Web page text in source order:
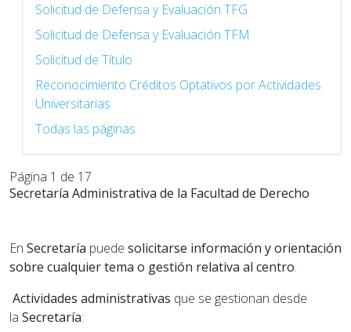
Solicitud de Defensa y Evaluación TFG
Solicitud de Defensa y Evaluación TFM
Solicitud de Título
Reconocimiento Créditos Optativos por Actividades
Universitarias
Todas las páginas
Página 1 de 17
Secretaría Administrativa de la Facultad de Derecho
En Secretaría puede solicitarse información y orientación
sobre cualquier tema o gestión relativa al centro.
Actividades administrativas que se gestionan desde
la Secretaría: